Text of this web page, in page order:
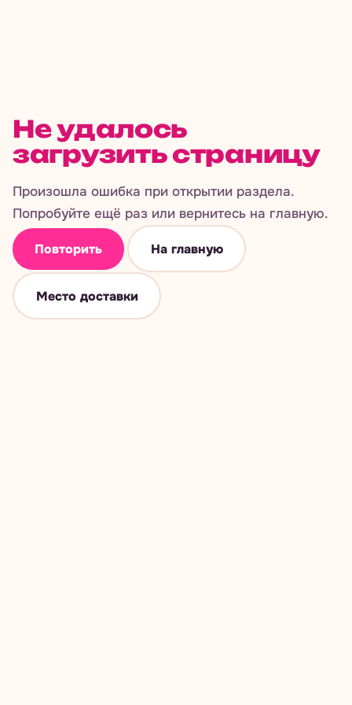
Не удалось
загрузить страницу
Произошла ошибка при открытии раздела.
Попробуйте ещё раз или вернитесь на главную.
Повторить На главную
Место доставки